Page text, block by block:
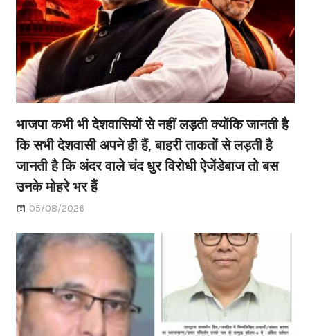
भाजपा कभी भी देशवासियों से नहीं लड़ती क्योंकि जानती है
कि सभी देशवासी अपने ही हैं, बाहरी ताकतों से लड़ती है
जानती है कि अंदर वाले चंद धुर विरोधी ऐजेंडेबाज तो बस
उनके मोहरे भर हैं
05/08/2026